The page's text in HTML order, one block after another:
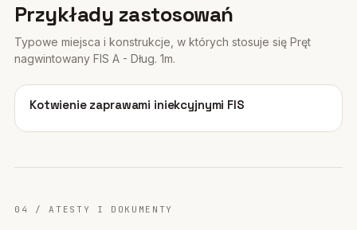
Przykłady zastosowań
Typowe miejsca i konstrukcje, w których stosuje się Pręt
nagwintowany FIS A - Dług. 1m.
01
Kotwienie zaprawami iniekcyjnymi FIS
04 / ATESTY I DOKUMENTY